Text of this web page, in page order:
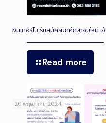
เงินเทอร์โบ รับสมัครนักศึกษาจบใหม่ เ
Read more
20 พฤษภาคม 2024